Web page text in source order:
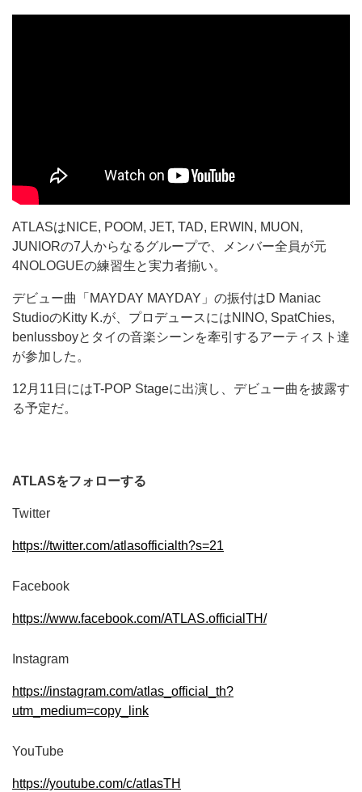
ATLASはNICE, POOM, JET, TAD, ERWIN, MUON,
JUNIORの7人からなるグループで、メンバー全員が元
4NOLOGUEの練習生と実力者揃い。
デビュー曲「MAYDAY MAYDAY」の振付はD Maniac
StudioのKitty K.が、プロデュースにはNINO, SpatChies,
benlussboyとタイの音楽シーンを牽引するアーティスト達
が参加した。
12月11日にはT-POP Stageに出演し、デビュー曲を披露す
る予定だ。
ATLASをフォローする
Twitter
https://twitter.com/atlasofficialth?s=21
Facebook
https://www.facebook.com/ATLAS.officialTH/
Instagram
https://instagram.com/atlas_official_th?
utm_medium=copy_link
YouTube
https://youtube.com/c/atlasTH